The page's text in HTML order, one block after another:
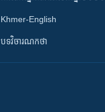
Khmer-English
បទវិចារណកថា